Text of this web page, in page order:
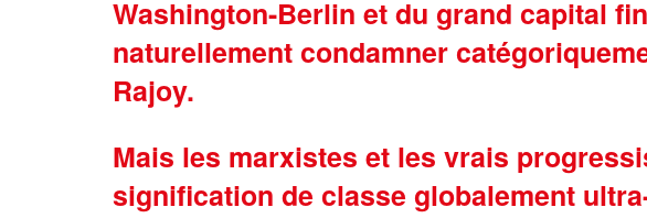
Washington-Berlin et du grand capital
naturellement condamner
Rajoy.
Mais les marxistes et les vrais
signification de classe globalement